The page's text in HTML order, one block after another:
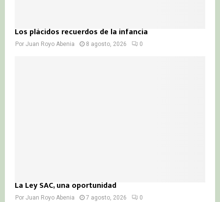
Los plácidos recuerdos de la infancia
Por Juan Royo Abenia 8 agosto, 2026 0
La Ley SAC, una oportunidad
Por Juan Royo Abenia 7 agosto, 2026 0